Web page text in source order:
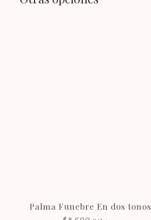
Palma Funebre En dos tonos